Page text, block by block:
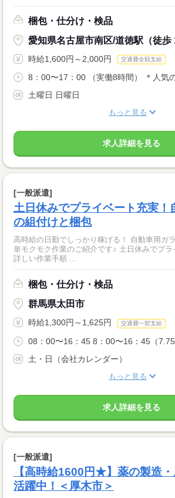
梱包・仕分け・検品
愛知県名古屋市南区/道徳駅（徒歩
時給1,600円～2,000円 交通費全額支給
8：00〜17：00 （実働8時間） ＊人気
土曜日 日曜日
もっと見る
求人詳細を見る
[一般派遣]
土日休みでプライベート充実！
の組付けと梱包
高時給の日勤でしっかり稼げる！ 自動車用ガ
単モクモク作業のご紹介です♪ 土日休みでプラ
詳しい作業手順 ...
梱包・仕分け・検品
群馬県太田市
時給1,300円～1,625円 交通費一部支給
08：00〜16：45 8：00〜16：45（
土・日（会社カレンダー）
もっと見る
求人詳細を見る
[一般派遣]
【高時給1600円★】薬の製造
活躍中！＜厚木市＞